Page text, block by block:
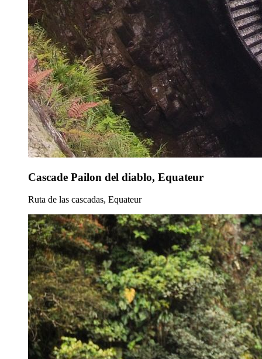
Cascade Pailon del diablo, Equateur
Ruta de las cascadas, Equateur